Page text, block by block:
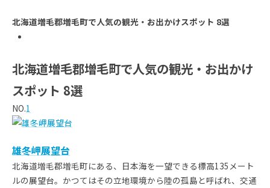
北海道増毛郡増毛町で人気の観光・お出かけスポット 8選
北海道増毛郡増毛町で人気の観光・お出かけ
スポット 8選
NO.1
雄冬岬展望台
北海道増毛郡増毛町にある、日本海を一望できる標高135メート
ルの展望台。かつてはその立地環境から陸の孤島と呼ばれ、交通